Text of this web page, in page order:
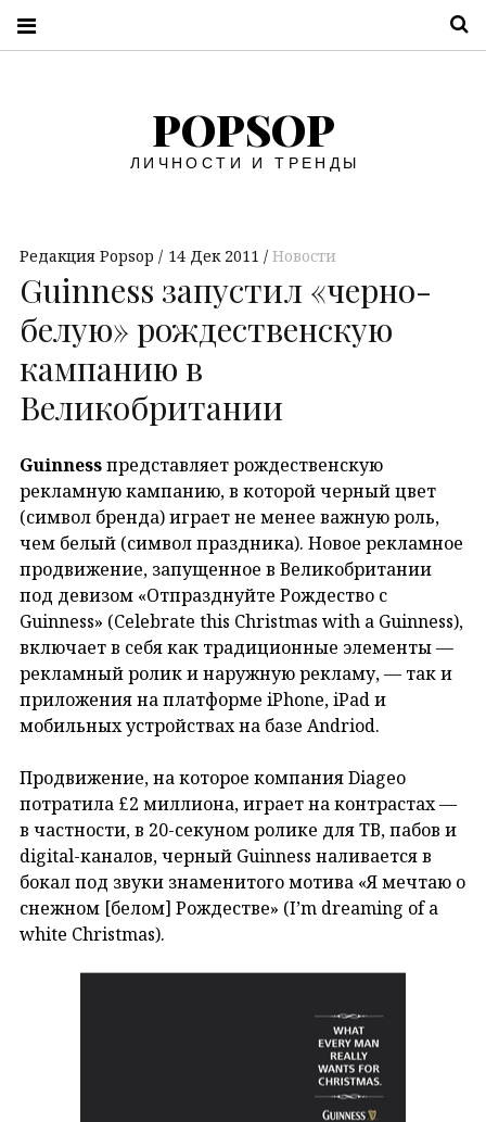
POPSOP
ЛИЧНОСТИ И ТРЕНДЫ
Редакция Popsop 14 Дек 2011 Новости
Guinness запустил «черно-
белую» рождественскую
кампанию в
Великобритании
Guinnessпредставляет рождественскую
рекламную кампанию, в которой черный цвет
(символ бренда) играет не менее важную роль,
чем белый (символ праздника). Новое рекламное
продвижение, запущенное в Великобритании
под девизом «Отпразднуйте Рождество с
Guinness» (Celebrate this Christmas with a Guinness),
включает в себя как традиционные элементы —
рекламный ролик и наружную рекламу, — так и
приложения на платформе iPhone, iPad и
мобильных устройствах на базе Andriod.
Продвижение, на которое компания Diageo
потратила £2 миллиона, играет на контрастах —
в частности, в 20-секуном ролике для ТВ, пабов и
digital-каналов, черный Guinness наливается в
бокал под звуки знаменитого мотива «Я мечтаю о
снежном [белом] Рождестве» (I’m dreaming of a
white Christmas).